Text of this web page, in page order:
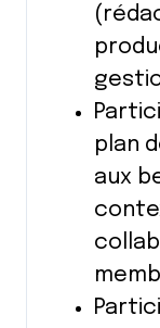
plan
aux